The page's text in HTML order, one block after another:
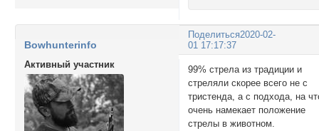
Поделиться2020-02-
01 17:17:37
Bowhunterinfo
Активный участник
99% стрела из традиции и
стреляли скорее всего не с
тристенда, а с подхода, на
очень намекает положение
стрелы в животном.